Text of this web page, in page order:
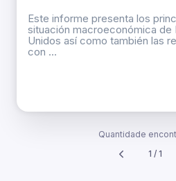
Este informe presenta los
situación macroeconómica de
Unidos así como también las
con ...
Quantidade
1 / 1